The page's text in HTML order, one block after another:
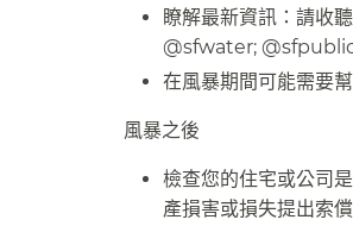
瞭解最新資訊：請收
@sfwater;
在風暴期間可能需要
風暴之後​​
檢查您的住宅或公司
產損害或損失提出索